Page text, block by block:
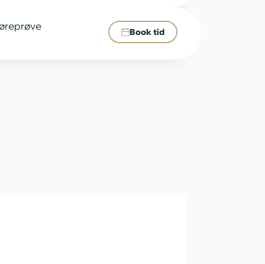
Book tid